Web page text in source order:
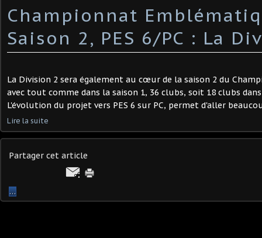
Championnat
Saison 2, PES 6/PC : La
La Division 2 sera également au cœur de la saison 2 du
avec tout comme dans la saison 1, 36 clubs, soit 18 clubs
L'évolution du projet vers PES 6 sur PC, permet d'aller
Lire la suite
Partager cet article
…